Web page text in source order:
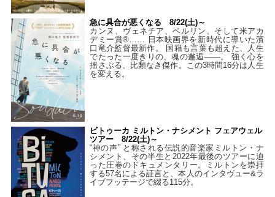
急に具合が悪くなる 8/22(土)～
カンヌ、ヴェネチア、ベルリン、そして米アカ
デミー賞®…… 日本映画界を新時代に導いた濱
口竜介監督最新作。 国籍も言葉も超えた、人生
でたった一度きりの、魂の邂逅――。 強く心を
揺さぶる、比類なき傑作。この3時間16分は人生
を変える。
ビトゥーカ ミルトン・ナシメント フェアウェル
ツアー 8/22(土)～
“神の声” と称される伝説的音楽家ミルトン・ナ
シメント、その半生と2022年最後のツアーに迫
った圧巻のドキュメンタリー。ミルトンを崇拝
する57名による証言と、本人のインタヴュー&ラ
イブフッテージで綴る115分。